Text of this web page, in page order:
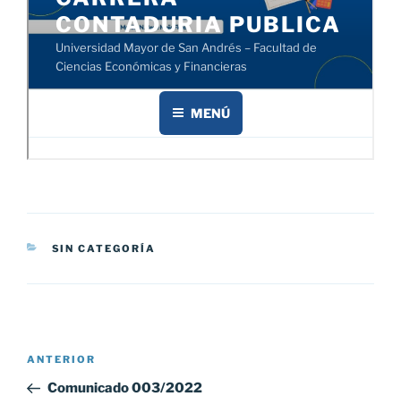
CATEGORÍAS
SIN CATEGORÍA
Navegación
entradas
Entrada
anterior:
ANTERIOR
Comunicado 003/2022